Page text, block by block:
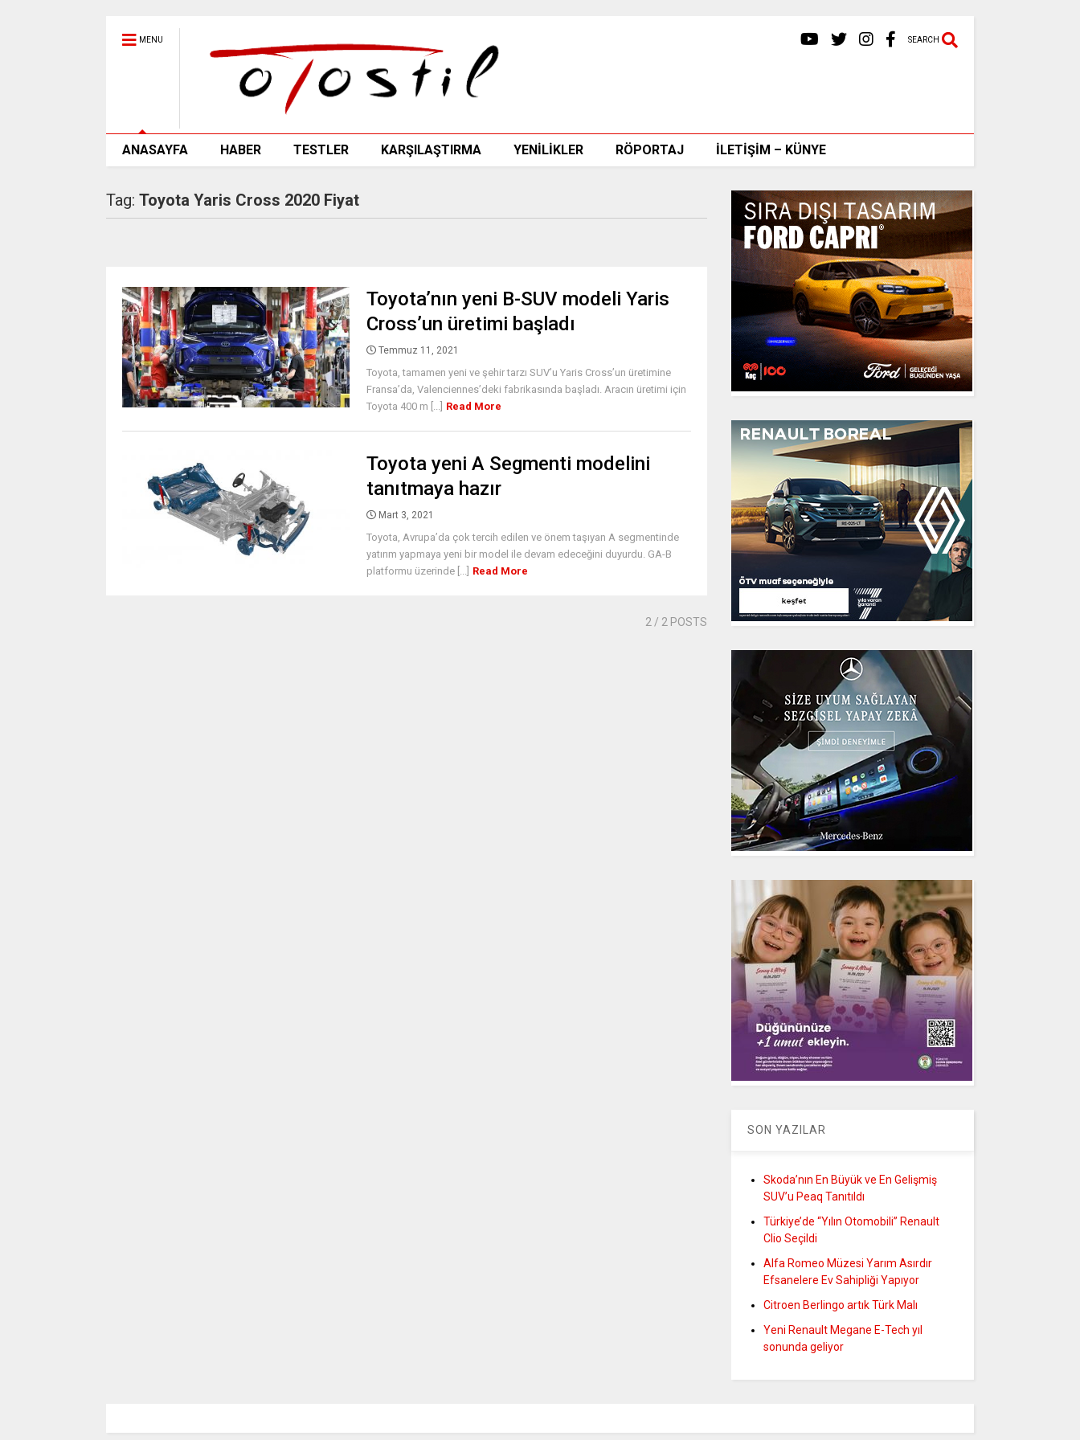
MENU SEARCH
ANASAYFA HABER TESTLER KARŞILAŞTIRMA YENİLİKLER RÖPORTAJ İLETİŞİM – KÜNYE
Tag: Toyota Yaris Cross 2020 Fiyat
Toyota’nın yeni B-SUV modeli Yaris
Cross’un üretimi başladı
Temmuz 11, 2021
Toyota, tamamen yeni ve şehir tarzı SUV’u Yaris Cross’un üretimine
Fransa’da, Valenciennes’deki fabrikasında başladı. Aracın üretimi için
Toyota 400 m [...] Read More
Toyota yeni A Segmenti modelini
tanıtmaya hazır
Mart 3, 2021
Toyota, Avrupa’da çok tercih edilen ve önem taşıyan A segmentinde
yatırım yapmaya yeni bir model ile devam edeceğini duyurdu. GA-B
platformu üzerinde [...] Read More
2 / 2 POSTS
SON YAZILAR
Skoda’nın En Büyük ve En Gelişmiş
SUV’u Peaq Tanıtıldı
Türkiye’de “Yılın Otomobili” Renault
Clio Seçildi
Alfa Romeo Müzesi Yarım Asırdır
Efsanelere Ev Sahipliği Yapıyor
Citroen Berlingo artık Türk Malı
Yeni Renault Megane E-Tech yıl
sonunda geliyor